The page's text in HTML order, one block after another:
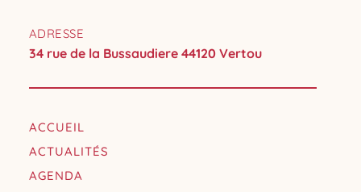
ADRESSE
34 rue de la Bussaudiere 44120 Vertou
ACCUEIL
ACTUALITÉS
AGENDA